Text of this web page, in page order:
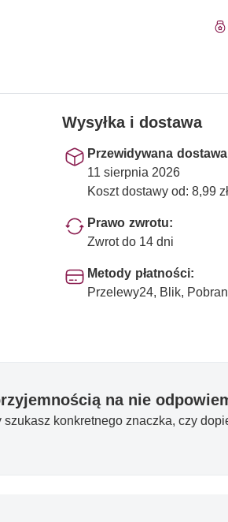
Wysyłka i dostawa
Przewidywana
11 sierpnia 2026
Koszt dostawy od: 8,99 zł
Prawo zwrotu:
Zwrot do 14 dni
Metody płatności:
Przelewy24, Blik,
na nie
konkretnego znaczka, czy